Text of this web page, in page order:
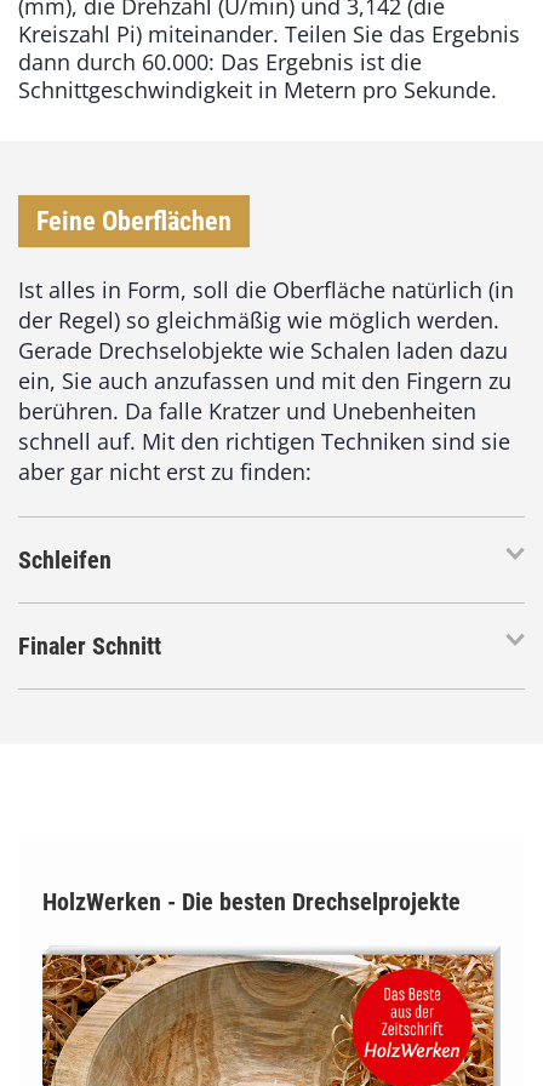
(mm), die Drehzahl (U/min) und 3,142 (die
Kreiszahl Pi) miteinander. Teilen Sie das Ergebnis
dann durch 60.000: Das Ergebnis ist die
Schnittgeschwindigkeit in Metern pro Sekunde.
Feine Oberflächen
Ist alles in Form, soll die Oberfläche natürlich (in
der Regel) so gleichmäßig wie möglich werden.
Gerade Drechselobjekte wie Schalen laden dazu
ein, Sie auch anzufassen und mit den Fingern zu
berühren. Da falle Kratzer und Unebenheiten
schnell auf. Mit den richtigen Techniken sind sie
aber gar nicht erst zu finden:
Schleifen
Finaler Schnitt
HolzWerken - Die besten Drechselprojekte